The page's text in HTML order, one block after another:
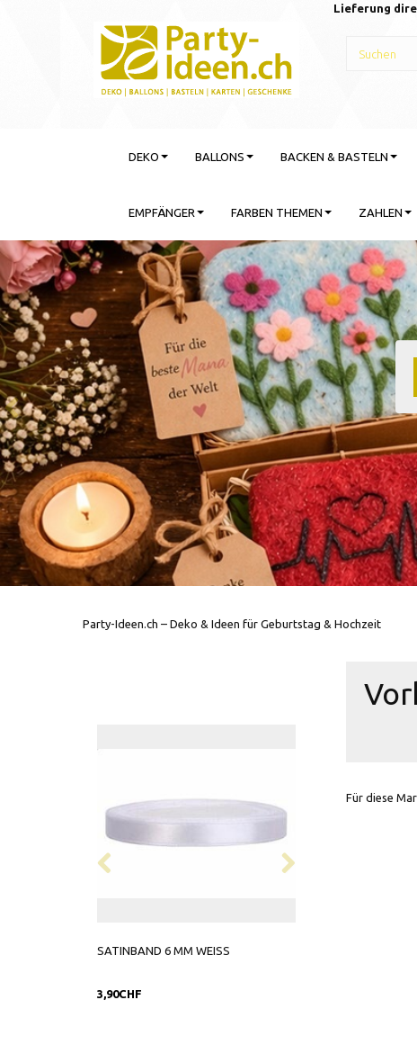
Lieferung
DEKO BALLONS BACKEN & BASTELN
EMPFÄNGER FARBEN THEMEN ZAHLEN
Party-Ideen.ch – Deko & Ideen für Geburtstag & Hochzeit
SATINBAND 6 MM WEISS
3,90CHF
Für diese